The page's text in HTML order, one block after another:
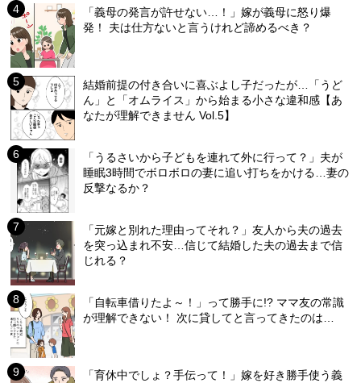
「義母の発言が許せない…！」嫁が義母に怒り爆
発！ 夫は仕方ないと言うけれど諦めるべき？
結婚前提の付き合いに喜ぶよし子だったが…「うど
ん」と「オムライス」から始まる小さな違和感【あ
なたが理解できません Vol.5】
「うるさいから子どもを連れて外に行って？」夫が
睡眠3時間でボロボロの妻に追い打ちをかける…妻の
反撃なるか？
「元嫁と別れた理由ってそれ？」友人から夫の過去
を突っ込まれ不安…信じて結婚した夫の過去まで信
じれる？
「自転車借りたよ～！」って勝手に!? ママ友の常識
が理解できない！ 次に貸してと言ってきたのは…
「育休中でしょ？手伝って！」嫁を好き勝手使う義